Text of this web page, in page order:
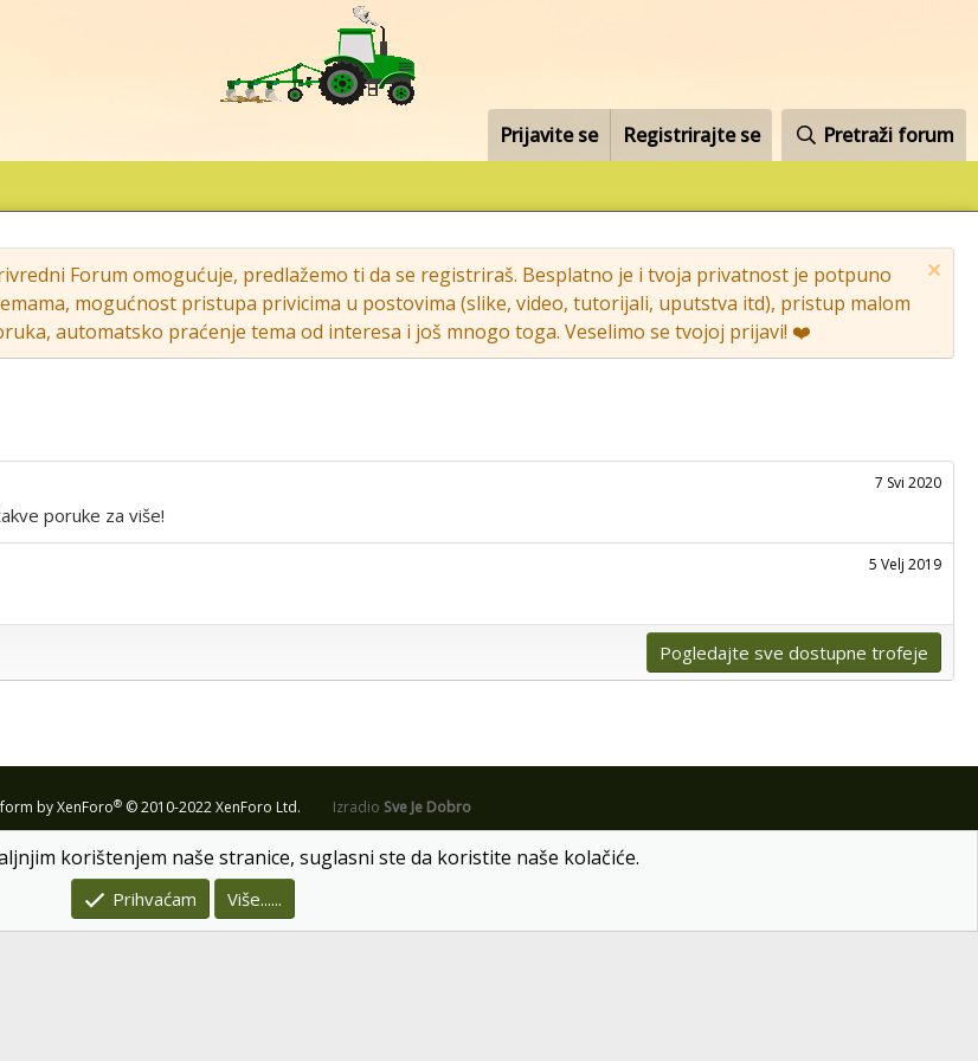
Prijavite se Registrirajte se Pretraži forum
Forum omogućuje, predlažemo ti da se registriraš. Besplatno je i tvoja privatnost je potpuno
mogućnost pristupa privicima u postovima (slike, video, tutorijali, uputstva itd), pristup malom
automatsko praćenje tema od interesa i još mnogo toga. Veselimo se tvojoj prijavi! ❤️
7 Svi 2020
poruke za više!
5 Velj 2019
Pogledajte sve dostupne trofeje
by XenForo® © 2010-2022 XenForo Ltd. Izradio Sve Je Dobro
korištenjem naše stranice, suglasni ste da koristite naše kolačiće.
Prihvaćam Više......